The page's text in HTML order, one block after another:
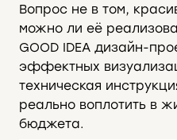
Вопрос не в том,
можно ли её
GOOD IDEA дизайн-
эффектных
техническая
реально воплотить в
бюджета.